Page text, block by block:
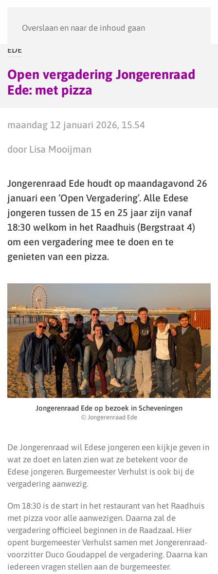
Overslaan en naar de inhoud gaan
EDE
Open vergadering Jongerenraad
Ede: met pizza
maandag 12 januari 2026, 15.54
door Lisa Mooijman
Jongerenraad Ede houdt op maandagavond 26
januari een ‘Open Vergadering’. Alle Edese
jongeren tussen de 15 en 25 jaar zijn vanaf
18:30 welkom in het Raadhuis (Bergstraat 4)
om een vergadering mee te doen en te
genieten van een pizza.
Jongerenraad Ede op bezoek in Scheveningen
© Jongerenraad Ede
De Jongerenraad wil Edese jongeren een kijkje geven in
wat ze doet en laten zien wat ze betekent voor de
Edese jongeren. Burgemeester Verhulst is ook bij de
vergadering aanwezig.
Om 18:30 is de start in het restaurant van het Raadhuis
met pizza voor alle aanwezigen. Daarna zal de
vergadering officieel beginnen in de Raadzaal. Hier
opent burgemeester Verhulst samen met Jongerenraad-
voorzitter Duco Goudappel de vergadering. Daarna kan
iedereen vragen stellen aan de burgemeester.